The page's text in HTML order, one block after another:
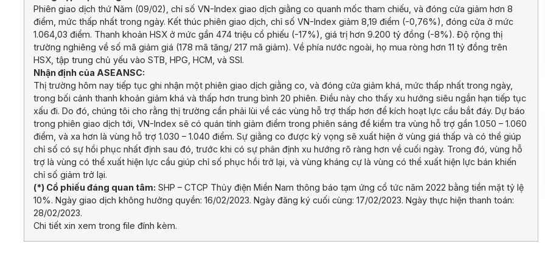
Phiên giao dịch thứ Năm (09/02), chỉ số VN-Index giao dịch giằng co quanh mốc tham chiếu, và đóng cửa giảm hơn 8
điểm, mức thấp nhất trong ngày. Kết thúc phiên giao dịch, chỉ số VN-Index giảm 8,19 điểm (-0,76%), đóng cửa ở mức
1.064,03 điểm. Thanh khoản HSX ở mức gần 474 triệu cổ phiếu (-17%), giá trị hơn 9.200 tỷ đồng (-8%). Độ rộng thị
trường nghiêng về số mã giảm giá (178 mã tăng/ 217 mã giảm). Về phía nước ngoài, họ mua ròng hơn 11 tỷ đồng trên
HSX, tập trung chủ yếu vào STB, HPG, HCM, và SSI.
Nhận định của ASEANSC:
Thị trường hôm nay tiếp tục ghi nhận một phiên giao dịch giằng co, và đóng cửa giảm khá, mức thấp nhất trong ngày,
trong bối cảnh thanh khoản giảm khá và thấp hơn trung bình 20 phiên. Điều này cho thấy xu hướng siêu ngắn hạn tiếp tục
xấu đi. Do đó, chúng tôi cho rằng thị trường cần phải lùi về các vùng hỗ trợ thấp hơn để kích hoạt lực cầu bắt đáy. Dự báo
trong phiên giao dịch tới, VN-Index sẽ có quán tính giảm điểm trong phiên sáng để kiểm tra vùng hỗ trợ gần 1.050 – 1.060
điểm, và xa hơn là vùng hỗ trợ 1.030 – 1.040 điểm. Sự giằng co được kỳ vọng sẽ xuất hiện ở vùng giá thấp và có thể giúp
chỉ số có sự hồi phục nhất định sau đó, trước khi có sự phân định xu hướng rõ ràng hơn về cuối ngày. Trong đó, vùng hỗ
trợ là vùng có thể xuất hiện lực cầu giúp chỉ số phục hồi trở lại, và vùng kháng cự là vùng có thể xuất hiện lực bán khiến
chỉ số giảm trở lại.
(*) Cổ phiếu đáng quan tâm: SHP – CTCP Thủy điện Miền Nam thông báo tạm ứng cổ tức năm 2022 bằng tiền mặt tỷ lệ
10%. Ngày giao dịch không hưởng quyền: 16/02/2023. Ngày đăng ký cuối cùng: 17/02/2023. Ngày thực hiện thanh toán:
28/02/2023.
Chi tiết xin xem trong file đính kèm.